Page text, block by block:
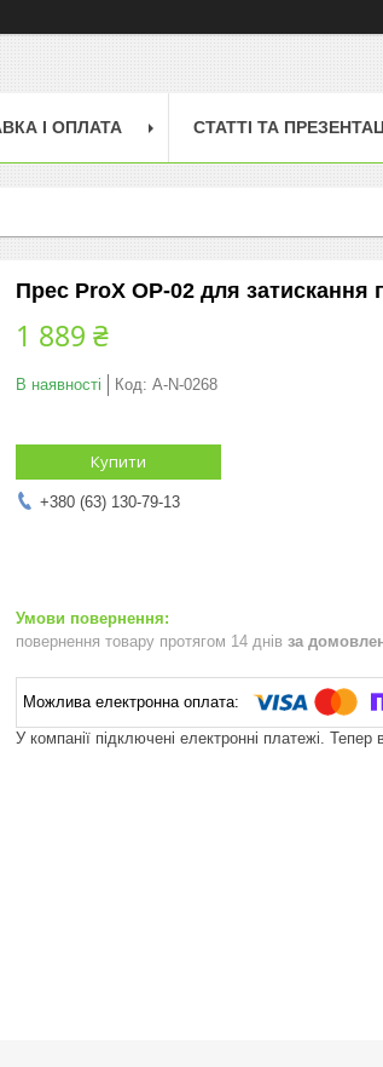
І ОПЛАТА СТАТТІ ТА
Прес ProX OP-02 для затискання
1 889 ₴
В наявності Код: A-N-0268
Купити
+380 (63) 130-79-13
повернення товару протягом 14 днів за
У компанії підключені електронні платежі.